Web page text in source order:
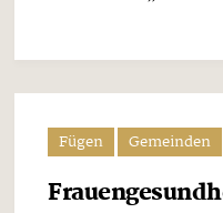
Fügen Gemeinden